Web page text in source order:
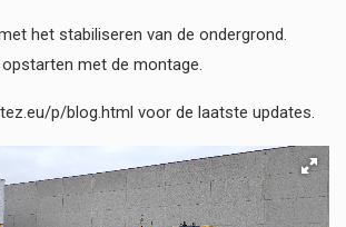
het stabiliseren van de ondergrond.
met de montage.
p/blog.html voor de laatste updates.